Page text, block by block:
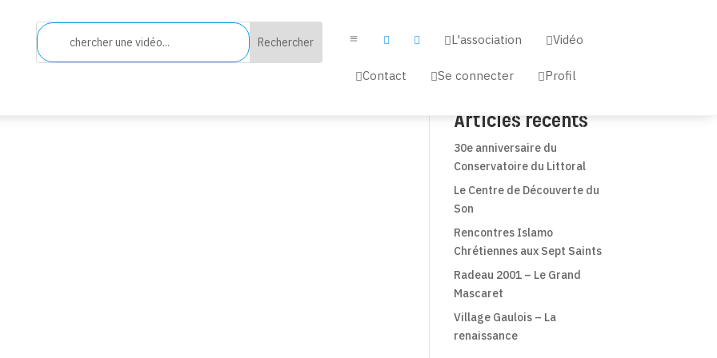
a   L'association Vidéo
Contact Se connecter Profil
Articles récents
30e anniversaire du
Conservatoire du Littoral
Le Centre de Découverte du
Son
Rencontres Islamo
Chrétiennes aux Sept Saints
Radeau 2001 – Le Grand
Mascaret
Village Gaulois – La
renaissance